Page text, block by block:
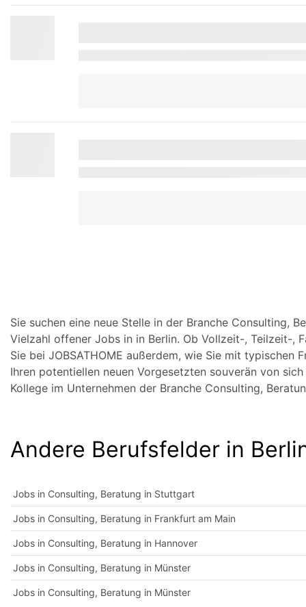
Sie suchen eine neue Stelle in der Branche Consulting,
Vielzahl offener Jobs in in Berlin. Ob Vollzeit-, Teilzeit-,
Sie bei JOBSATHOME außerdem, wie Sie mit typischen
Ihren potentiellen neuen Vorgesetzten souverän von
Kollege im Unternehmen der Branche Consulting,
Andere Berufsfelder in
Jobs in Consulting, Beratung in Stuttgart
Jobs in Consulting, Beratung in Frankfurt am Main
Jobs in Consulting, Beratung in Hannover
Jobs in Consulting, Beratung in Münster
Jobs in Consulting, Beratung in Münster